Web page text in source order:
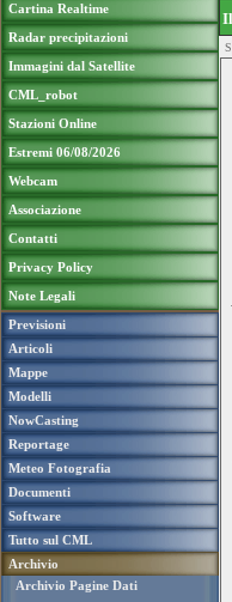
Cartina Realtime
Radar precipitazioni
Immagini dal Satellite
CML_robot
Stazioni Online
Estremi 06/08/2026
Webcam
Associazione
Contatti
Privacy Policy
Note Legali
Previsioni
Articoli
Mappe
Modelli
NowCasting
Reportage
Meteo Fotografia
Documenti
Software
Tutto sul CML
Archivio
Archivio Pagine Dati